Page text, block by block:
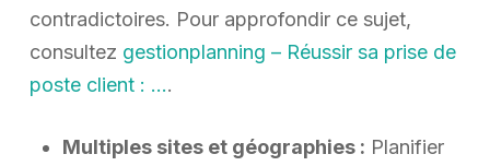
contradictoires. Pour approfondir ce sujet,
consultez gestionplanning – Réussir sa prise de
poste client : ….
Multiples sites et géographies : Planifier